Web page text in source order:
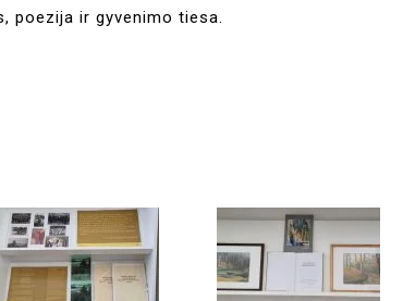
poezija ir gyvenimo tiesa.